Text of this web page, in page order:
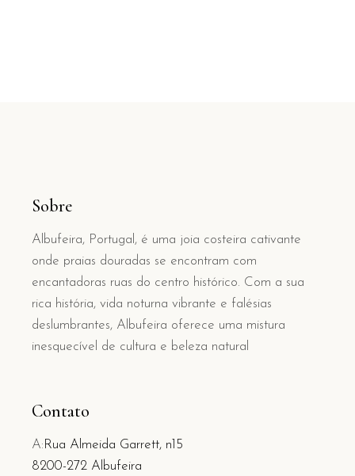
Sobre
Albufeira, Portugal, é uma joia costeira cativante
onde praias douradas se encontram com
encantadoras ruas do centro histórico. Com a sua
rica história, vida noturna vibrante e falésias
deslumbrantes, Albufeira oferece uma mistura
inesquecível de cultura e beleza natural
Contato
A: Rua Almeida Garrett, n15
8200-272 Albufeira